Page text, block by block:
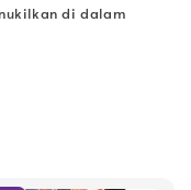
di dalam